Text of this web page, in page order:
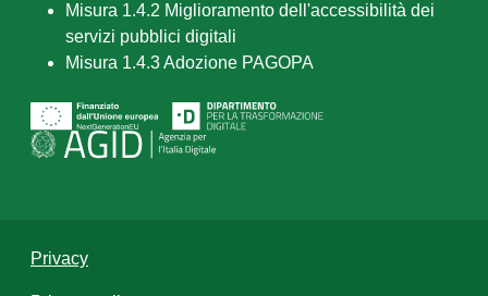
Misura 1.4.2 Miglioramento dell'accessibilità dei
servizi pubblici digitali
Misura 1.4.3 Adozione PAGOPA
Privacy